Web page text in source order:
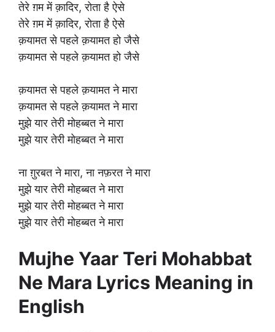
तेरे ग़म में क़ादिर, रोता है ऐसे
तेरे ग़म में क़ादिर, रोता है ऐसे
क़यामत से पहले क़यामत हो जैसे
क़यामत से पहले क़यामत हो जैसे
क़यामत से पहले क़यामत ने मारा
क़यामत से पहले क़यामत ने मारा
मुझे यार तेरी मोहब्बत ने मारा
मुझे यार तेरी मोहब्बत ने मारा
ना ग़ुरबत ने मारा, ना नफ़रत ने मारा
मुझे यार तेरी मोहब्बत ने मारा
मुझे यार तेरी मोहब्बत ने मारा
मुझे यार तेरी मोहब्बत ने मारा
Mujhe Yaar Teri Mohabbat
Ne Mara Lyrics Meaning in
English